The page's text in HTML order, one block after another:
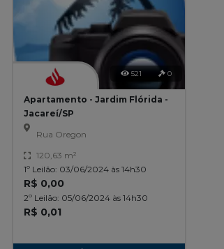
521 0
Apartamento - Jardim Flórida -
Jacareí/SP
Rua Oregon
120,63 m²
1º Leilão: 03/06/2024 às 14h30
R$ 0,00
2º Leilão: 05/06/2024 às 14h30
R$ 0,01